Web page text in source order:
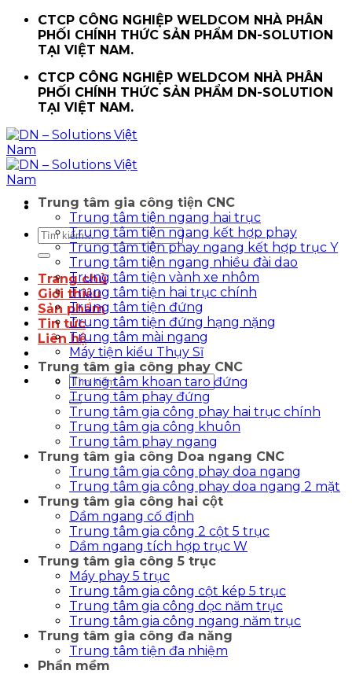
ChuyểnCTCP CÔNG NGHIỆP WELDCOM NHÀ PHÂN
PHỐI CHÍNH THỨC SẢN PHẨM DN-SOLUTION
TẠI VIỆT NAM.
CTCP CÔNG NGHIỆP WELDCOM NHÀ PHÂN
PHỐI CHÍNH THỨC SẢN PHẨM DN-SOLUTION
TẠI VIỆT NAM.
Tìm
kiếm:
Trang chủ
Giới thiệu
Sản phẩm
Tin tức
Liên hệ
Tìm
kiếm:
Trung tâm gia công tiện CNC
Trung tâm tiện ngang hai trục
Trung tâm tiện ngang kết hợp phay
Trung tâm tiện phay ngang kết hợp trục Y
Trung tâm tiện ngang nhiều đài dao
Trung tâm tiện vành xe nhôm
Trung tâm tiện hai trục chính
Trung tâm tiện đứng
Trung tâm tiện đứng hạng nặng
Trung tâm mài ngang
Máy tiện kiểu Thụy Sĩ
Trung tâm gia công phay CNC
Trung tâm khoan taro đứng
Trung tâm phay đứng
Trung tâm gia công phay hai trục chính
Trung tâm gia công khuôn
Trung tâm phay ngang
Trung tâm gia công Doa ngang CNC
Trung tâm gia công phay doa ngang
Trung tâm gia công phay doa ngang 2 mặt
Trung tâm gia công hai cột
Dầm ngang cố định
Trung tâm gia công 2 cột 5 trục
Dầm ngang tích hợp trục W
Trung tâm gia công 5 trục
Máy phay 5 trục
Trung tâm gia công cột kép 5 trục
Trung tâm gia công dọc năm trục
Trung tâm gia công ngang năm trục
Trung tâm gia công đa năng
Trung tâm tiện đa nhiệm
Phần mềm